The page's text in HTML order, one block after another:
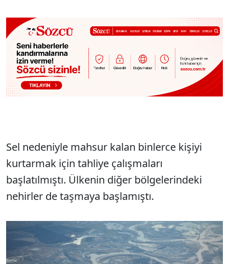
Sel nedeniyle mahsur kalan binlerce kişiyi
kurtarmak için tahliye çalışmaları
başlatılmıştı. Ülkenin diğer bölgelerindeki
nehirler de taşmaya başlamıştı.